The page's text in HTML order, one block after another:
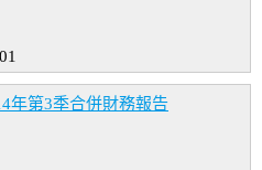
年第3季合併財務報告